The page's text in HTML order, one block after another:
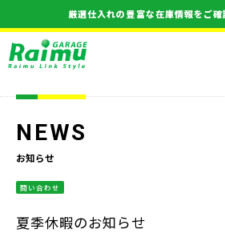
厳選仕入れの豊富な在庫情報をご
NEWS
お知らせ
問い合わせ
夏季休暇のお知らせ